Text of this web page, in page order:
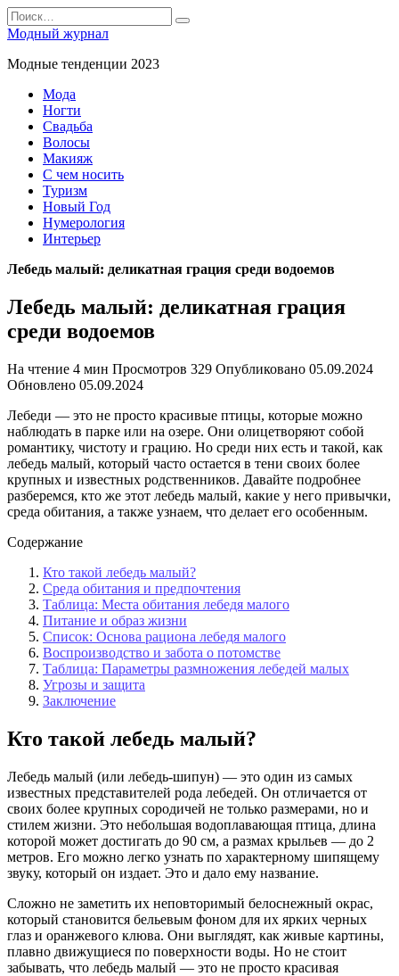
Перейти
к
содержанию
Search
for:
Модный журнал
Модные тенденции 2023
Мода
Ногти
Свадьба
Волосы
Макияж
С чем носить
Туризм
Новый Год
Нумерология
Интерьер
Лебедь малый: деликатная грация среди водоемов
Лебедь малый: деликатная грация
среди водоемов
На чтение 4 мин Просмотров 329 Опубликовано 05.09.2024
Обновлено 05.09.2024
Лебеди — это не просто красивые птицы, которые можно
наблюдать в парке или на озере. Они олицетворяют собой
романтику, чистоту и грацию. Но среди них есть и такой, как
лебедь малый, который часто остается в тени своих более
крупных и известных родственников. Давайте подробнее
разберемся, кто же этот лебедь малый, какие у него привычки,
среда обитания, а также узнаем, что делает его особенным.
Содержание
Кто такой лебедь малый?
Среда обитания и предпочтения
Таблица: Места обитания лебедя малого
Питание и образ жизни
Список: Основа рациона лебедя малого
Воспроизводство и забота о потомстве
Таблица: Параметры размножения лебедей малых
Угрозы и защита
Заключение
Кто такой лебедь малый?
Лебедь малый (или лебедь-шипун) — это один из самых
известных представителей рода лебедей. Он отличается от
своих более крупных сородичей не только размерами, но и
стилем жизни. Это небольшая водоплавающая птица, длина
которой может достигать до 90 см, а размах крыльев — до 2
метров. Его можно легко узнать по характерному шипящему
звуку, который он издает. Это и дало ему название.
Сложно не заметить их неповторимый белоснежный окрас,
который становится бельевым фоном для их ярких черных
глаз и оранжевого клюва. Они выглядят, как живые картины,
плавно движущиеся по поверхности воды. Но не стоит
забывать, что лебедь малый — это не просто красивая